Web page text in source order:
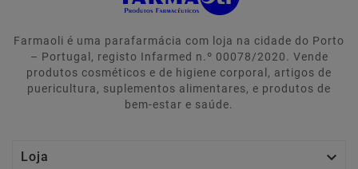
Farmaoli é uma parafarmácia com loja na cidade do Porto
– Portugal, registo Infarmed n.º 00078/2020. Vende
produtos cosméticos e de higiene corporal, artigos de
puericultura, suplementos alimentares, e produtos de
bem-estar e saúde.
Loja 